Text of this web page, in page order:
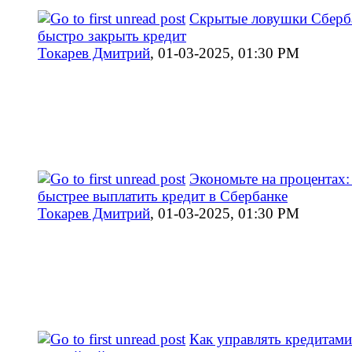
Скрытые ловушки
быстро закрыть кредит
Токарев Дмитрий, 01-03-2025, 01:30 PM
Экономьте на процентах:
быстрее выплатить кредит в Сбербанке
Токарев Дмитрий, 01-03-2025, 01:30 PM
Как управлять